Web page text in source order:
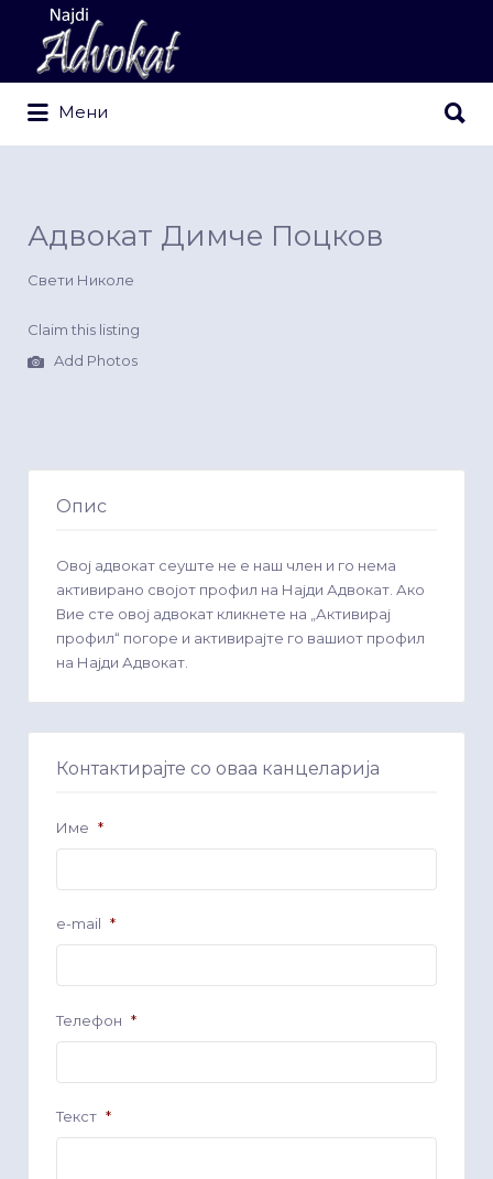
Search
for:
Мени
for:
Адвокат Димче Поцков
Свети Николе
Claim this listing
Add Photos
Опис
Овој адвокат сеуште не е наш член и го нема
активирано својот профил на Најди Адвокат. Ако
Вие сте овој адвокат кликнете на „Активирај
профил“ погоре и активирајте го вашиот профил
на Најди Адвокат.
Контактирајте со оваа канцеларија
Име *
e-mail *
Телефон *
Текст *